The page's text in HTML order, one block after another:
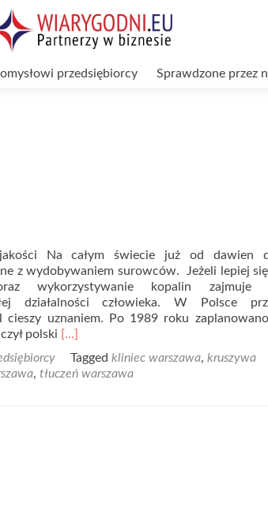
przedsiębiorcy Sprawdzone przez
Na całym świecie już od dawien
z wydobywaniem surowców. Jeżeli lepiej
wykorzystywanie kopalin zajmuje
działalności człowieka. W Polsce
cieszy uznaniem. Po 1989 roku
polski Read
about
Kliniec
[…]
Tagged kliniec warszawa, kruszywa
, tłuczeń warszawa